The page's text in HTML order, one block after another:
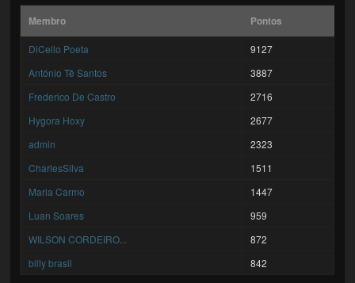
Membro Pontos
DiCello Poeta
9127
António Tê Santos
3887
Frederico De Castro
2716
Hygora Hoxy
2677
admin
2323
CharlesSilva
1511
Maria Carmo
1447
Luan Soares
959
WILSON CORDEIRO...
872
billy brasil
842